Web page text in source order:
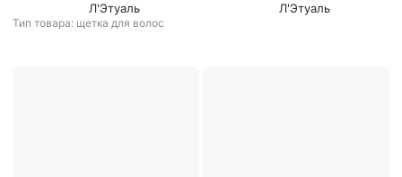
Л'Этуаль
Тип товара: щетка для волос
Л'Этуаль